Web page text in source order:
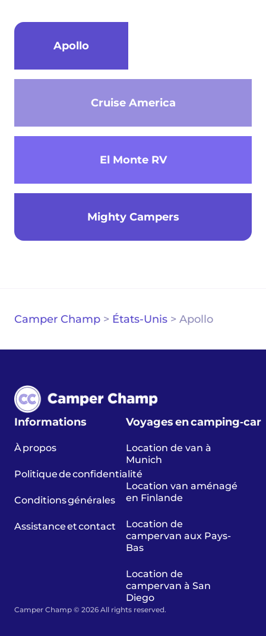
Apollo
Cruise America
El Monte RV
Mighty Campers
Camper Champ > États-Unis > Apollo
Informations
À propos
Politique de confidentialité
Conditions générales
Assistance et contact
Voyages en camping‑car
Location de van à
Munich
Location van aménagé
en Finlande
Location de
campervan aux Pays-
Bas
Location de
campervan à San
Diego
Camper Champ © 2026 All rights reserved.